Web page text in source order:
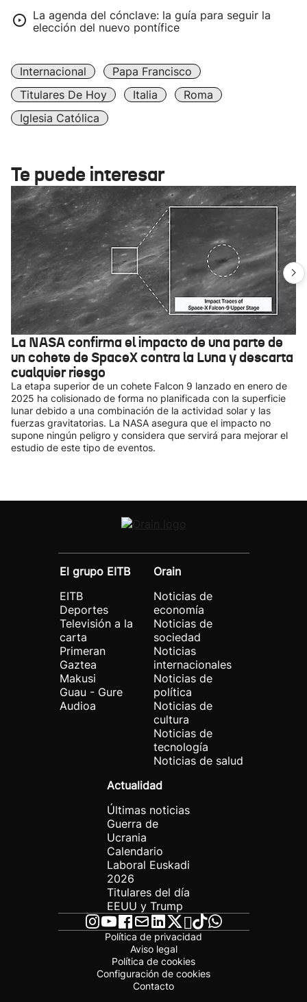
La agenda del cónclave: la guía para seguir la
elección del nuevo pontífice
Internacional
Papa Francisco
Titulares De Hoy
Italia
Roma
Iglesia Católica
Te puede interesar
La NASA confirma el impacto de una parte de
un cohete de SpaceX contra la Luna y descarta
cualquier riesgo
La etapa superior de un cohete Falcon 9 lanzado en enero de
2025 ha colisionado de forma no planificada con la superficie
lunar debido a una combinación de la actividad solar y las
fuerzas gravitatorias. La NASA asegura que el impacto no
supone ningún peligro y considera que servirá para mejorar el
estudio de este tipo de eventos.
El grupo EITB
EITB
Deportes
Televisión a la
carta
Primeran
Gaztea
Makusi
Guau - Gure
Audioa
Orain
Noticias de
economía
Noticias de
sociedad
Noticias
internacionales
Noticias de
política
Noticias de
cultura
Noticias de
tecnología
Noticias de salud
Actualidad
Últimas noticias
Guerra de
Ucrania
Calendario
Laboral Euskadi
2026
Titulares del día
EEUU y Trump
Política de privacidad
Aviso legal
Política de cookies
Configuración de cookies
Contacto